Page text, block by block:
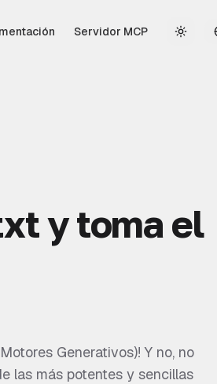
Servidor MCP
y toma el
Generativos)! Y no, no
las más potentes y sencillas